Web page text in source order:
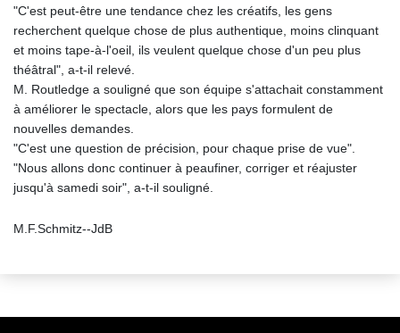
"C'est peut-être une tendance chez les créatifs, les gens
recherchent quelque chose de plus authentique, moins clinquant
et moins tape-à-l'oeil, ils veulent quelque chose d'un peu plus
théâtral", a-t-il relevé.
M. Routledge a souligné que son équipe s'attachait constamment
à améliorer le spectacle, alors que les pays formulent de
nouvelles demandes.
"C'est une question de précision, pour chaque prise de vue".
"Nous allons donc continuer à peaufiner, corriger et réajuster
jusqu'à samedi soir", a-t-il souligné.
M.F.Schmitz--JdB